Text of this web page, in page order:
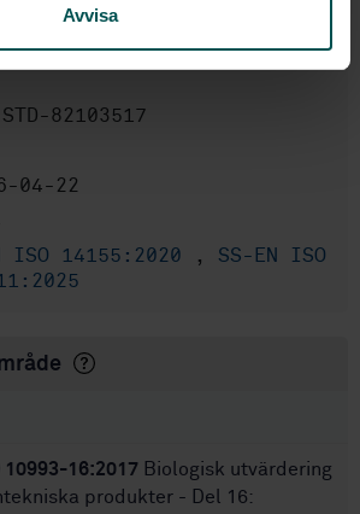
Avvisa
for human subjects —
practice (ISO 14155:2026,
STD-82103517
04-22
ISO 14155:2020 , SS-EN ISO
10993-16:2017 Biologisk utvärdering
produkter - Del 16: